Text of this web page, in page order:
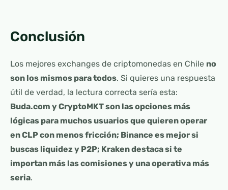
Conclusión
Los mejores exchanges de criptomonedas en Chile no
son los mismos para todos. Si quieres una respuesta
útil de verdad, la lectura correcta sería esta:
Buda.com y CryptoMKT son las opciones más
lógicas para muchos usuarios que quieren operar
en CLP con menos fricción; Binance es mejor si
buscas liquidez y P2P; Kraken destaca si te
importan más las comisiones y una operativa más
seria.